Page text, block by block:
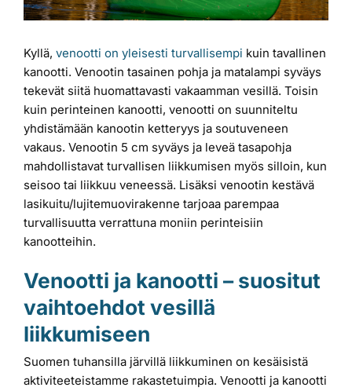
Valmistajat
Rahoitus
Asiakaskokemuksia
Kyllä, venootti on yleisesti turvallisempi kuin tavallinen
kanootti. Venootin tasainen pohja ja matalampi syväys
tekevät siitä huomattavasti vakaamman vesillä. Toisin
kuin perinteinen kanootti, venootti on suunniteltu
yhdistämään kanootin ketteryys ja soutuveneen
vakaus. Venootin 5 cm syväys ja leveä tasapohja
mahdollistavat turvallisen liikkumisen myös silloin, kun
seisoo tai liikkuu veneessä. Lisäksi venootin kestävä
lasikuitu/lujitemuovirakenne tarjoaa parempaa
turvallisuutta verrattuna moniin perinteisiin
kanootteihin.
Venootti ja kanootti – suositut
vaihtoehdot vesillä
liikkumiseen
Suomen tuhansilla järvillä liikkuminen on kesäisistä
aktiviteeteistamme rakastetuimpia. Venootti ja kanootti